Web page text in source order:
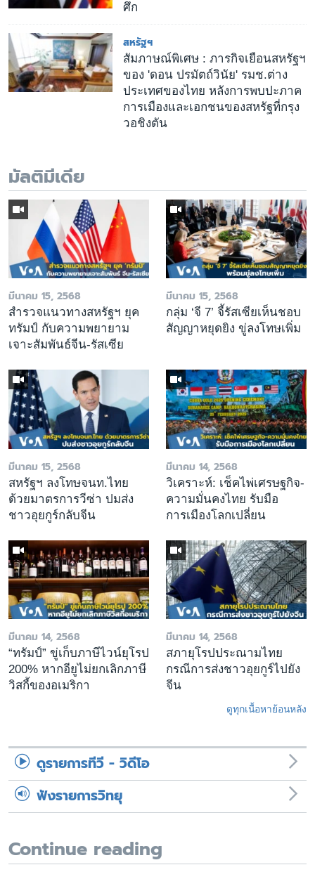
ศึก
สหรัฐฯ
สัมภาษณ์พิเศษ : ภารกิจเยือนสหรัฐฯ
ของ 'ดอน ปรมัตถ์วินัย' รมช.ต่าง
ประเทศของไทย หลังการพบปะภาค
การเมืองและเอกชนของสหรัฐที่กรุง
วอชิงตัน
มัลติมีเดีย
มีนาคม 15, 2568
สำรวจแนวทางสหรัฐฯ ยุค
ทรัมป์ กับความพยายาม
เจาะสัมพันธ์จีน-รัสเซีย
มีนาคม 15, 2568
กลุ่ม ‘จี 7’ จี้รัสเซียเห็นชอบ
สัญญาหยุดยิง ขู่ลงโทษเพิ่ม
มีนาคม 15, 2568
สหรัฐฯ ลงโทษจนท.ไทย
ด้วยมาตรการวีซ่า ปมส่ง
ชาวอุยกูร์กลับจีน
มีนาคม 14, 2568
วิเคราะห์: เช็คไพ่เศรษฐกิจ-
ความมั่นคงไทย รับมือ
การเมืองโลกเปลี่ยน
มีนาคม 14, 2568
“ทรัมป์” ขู่เก็บภาษีไวน์ยุโรป
200% หากอียูไม่ยกเลิกภาษี
วิสกี้ของอเมริกา
มีนาคม 14, 2568
สภายุโรปประณามไทย
กรณีการส่งชาวอุยกูร์ไปยัง
จีน
ดูทุกเนื้อหาย้อนหลัง
ดูรายการทีวี - วิดีโอ
ฟังรายการวิทยุ
Continue reading